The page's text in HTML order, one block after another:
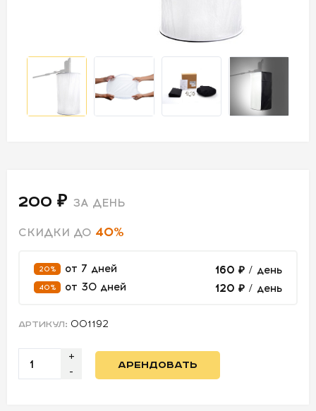
АКСЕССУАРЫ
АРЕНДА
СВЕТОБАЗА
ПЕРВАЯ
УСЛОВИЯ
О
200 ₽ ЗА ДЕНЬ
СКИДКИ ДО 40%
20% от 7 дней 160 ₽ / день
40% от 30 дней 120 ₽ / день
АРТИКУЛ: 001192
+
-
АРЕНДОВАТЬ